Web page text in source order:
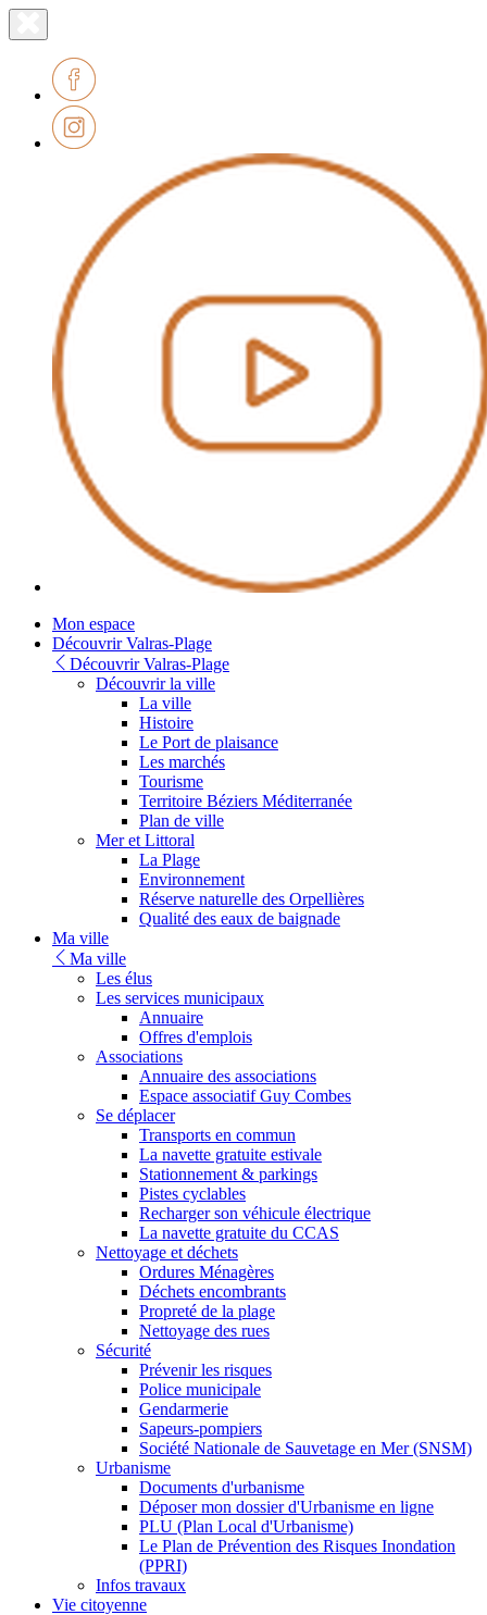
le
Lien
page
accueil
Mon espace
Découvrir Valras-Plage
Découvrir Valras-Plage
Découvrir la ville
La ville
Histoire
Le Port de plaisance
Les marchés
Tourisme
Territoire Béziers Méditerranée
Plan de ville
Mer et Littoral
La Plage
Environnement
Réserve naturelle des Orpellières
Qualité des eaux de baignade
Ma ville
Ma ville
Les élus
Les services municipaux
Annuaire
Offres d'emplois
Associations
Annuaire des associations
Espace associatif Guy Combes
Se déplacer
Transports en commun
La navette gratuite estivale
Stationnement & parkings
Pistes cyclables
Recharger son véhicule électrique
La navette gratuite du CCAS
Nettoyage et déchets
Ordures Ménagères
Déchets encombrants
Propreté de la plage
Nettoyage des rues
Sécurité
Prévenir les risques
Police municipale
Gendarmerie
Sapeurs-pompiers
Société Nationale de Sauvetage en Mer (SNSM)
Urbanisme
Documents d'urbanisme
Déposer mon dossier d'Urbanisme en ligne
PLU (Plan Local d'Urbanisme)
Le Plan de Prévention des Risques Inondation
(PPRI)
Infos travaux
Vie citoyenne